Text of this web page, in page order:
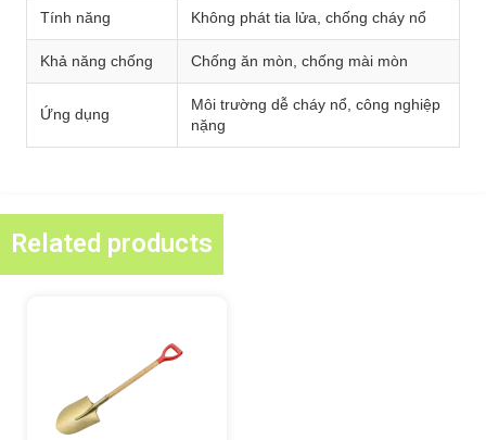
Tính năng Không phát tia lửa, chống cháy nổ
Khả năng chống Chống ăn mòn, chống mài mòn
Ứng dụng
Môi trường dễ cháy nổ, công nghiệp
nặng
Related products